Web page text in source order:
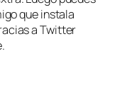
que instala
a Twitter